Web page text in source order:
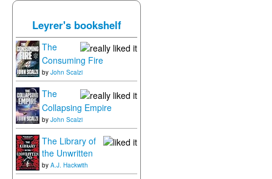
Leyrer's bookshelf
The
Consuming Fire
by John Scalzi
The
Collapsing Empire
by John Scalzi
The Library of
the Unwritten
by A.J. Hackwith